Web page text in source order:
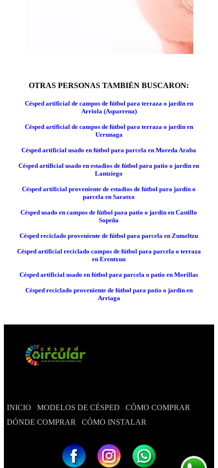
OTRAS PERSONAS TAMBIÉN BUSCARON:
Césped artificial de campos de fútbol para terraza o jardín en
Arriola (Asparrena)
Césped artificial de campos de fútbol para terraza o jardín en
Urrunaga
Césped artificial usado en fútbol para parcela en Moreda Araba
Césped artificial usado en estadios de fútbol para patio o jardín en
Lantziego
Césped artificial proveniente de estadios de fútbol para jardín o
parcela en Saratxo
Césped usado en campos de fútbol para patio o jardín en Castillo
Sopeña
Césped reciclado proveniente de fútbol para parcela en Zumeltzu
Césped artificial reciclado campos de fútbol para parcela o terraza
en Erentxun
Césped artificial usado en fútbol para parcela o patio en Morillas
Césped reciclado proveniente de fútbol para patio o jardín en
Arriaga
INICIO MODELOS DE CÉSPED
CÓMO COMPRAR
DÓNDE COMPRAR
CÓMO INSTALAR